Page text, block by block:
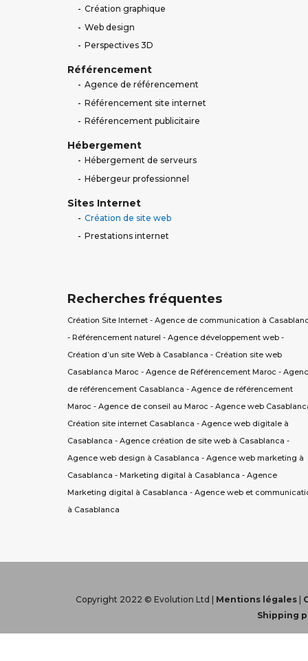
Création graphique
Web design
Perspectives 3D
Référencement
Agence de référencement
Référencement site internet
Référencement publicitaire
Hébergement
Hébergement de serveurs
Hébergeur professionnel
Sites Internet
Création de site web
Prestations internet
Recherches fréquentes
Création Site Internet - Agence de communication à
- Référencement naturel - Agence développement web -
Création d’un site Web à Casablanca - Création site web
Casablanca Maroc - Agence de Référencement Maroc -
de référencement Casablanca - Agence de référencement
Maroc - Agence de conseil au Maroc - Agence web
Création site internet Casablanca - Agence web digitale à
Casablanca - Agence création de site web à Casablanca -
Agence web design à Casablanca - Agence web marketing à
Casablanca - Marketing digital à Casablanca - Agence
Marketing digital à Casablanca - Agence web et
à Casablanca
Copyright 2022 © Evolution Ltd | Mentions légales |
Shipping